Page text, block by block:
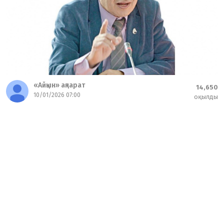
«Айқын» ақпарат
10/01/2026 07:00
14,650
оқылды